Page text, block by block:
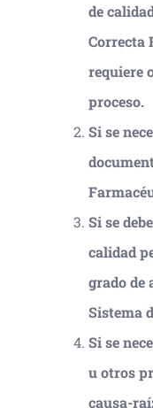
de
Correcta
requiere
proceso.
Si se
Si se
calidad
grado de
Sistema
Si se
u otros
causa-